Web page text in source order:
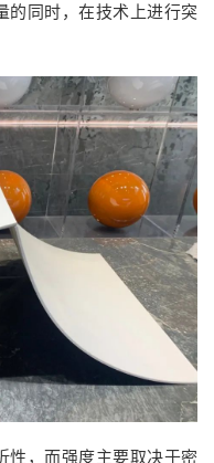
的同时，在技术上进行突
性，而强度主要取决于密